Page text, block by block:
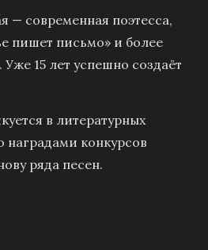
— современная поэтесса,
пишет письмо» и более
Уже 15 лет успешно создаёт
в литературных
наградами конкурсов
ряда песен.